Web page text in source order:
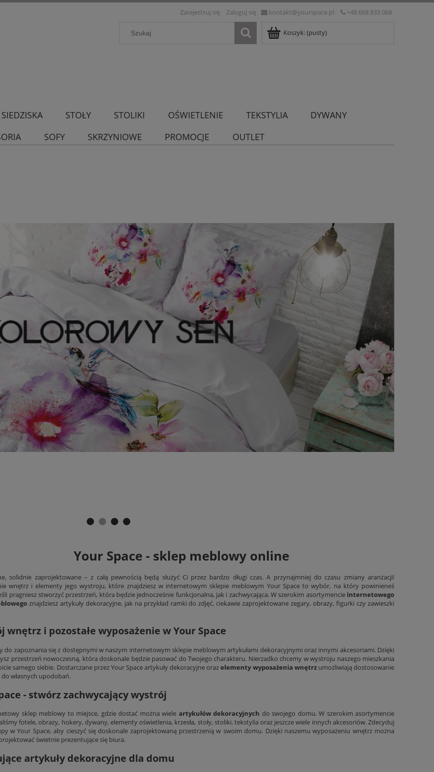
kontakt@yourspace.pl +48 668 833 068
Zarejestruj się Zaloguj się
Koszyk:(pusty)
SIEDZISKA STOŁY STOLIKI OŚWIETLENIE TEKSTYLIA
DYWANY
SOFY SKRZYNIOWE PROMOCJE OUTLET
Your Space - sklep meblowy online
solidnie zaprojektowane – z całą pewnością będą służyć Ci przez bardzo długi czas. A przynajmniej do czasu zmiany aranżacji!
wnętrz i elementy jego wystroju, które znajdziesz w internetowym sklepie meblowym Your Space to wybór, na który powinieneś
pragniesz stworzyć przestrzeń, która będzie jednocześnie funkcjonalna, jak i zachwycająca. W szerokim asortymencie internetowego
znajdziesz artykuły dekoracyjne, jak na przykład ramki do zdjęć, ciekawie zaprojektowane zegary,obrazy, figurki czy zawieszki
wnętrz i pozostałe wyposażenie w Your Space
do zapoznania się z dostępnymi w naszym internetowym sklepie meblowym artykułami dekoracyjnymi oraz innymi akcesoriami. Dzięki
przestrzeń nowoczesną, która doskonale będzie pasować do Twojego charakteru. Nierzadko chcemy w wystroju naszego mieszkania
samego siebie. Dostarczane przez Your Space artykuły dekoracyjne orazelementy wyposażenia wnętrzumożliwiają dostosowanie
własnych upodobań.
- stwórz zachwycający wystrój
sklep meblowy to miejsce, gdzie dostać można wiele artykułów dekoracyjnych do swojego domu. W szerokim asortymencie
fotele, obrazy, hokery, dywany, elementy oświetlenia, krzesła, stoły, stoliki, tekstylia oraz jeszcze wiele innych akcesoriów. Zdecyduj
w Your Space, aby cieszyć się doskonale zaprojektowaną przestrzenią w swoim domu. Dzięki naszemu wyposażeniu wnętrz można
świetnie prezentujące się biura.
artykuły dekoracyjne dla domu